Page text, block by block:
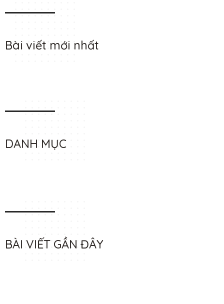
Bài viết mới nhất
DANH MỤC
BÀI VIẾT GẦN ĐÂY